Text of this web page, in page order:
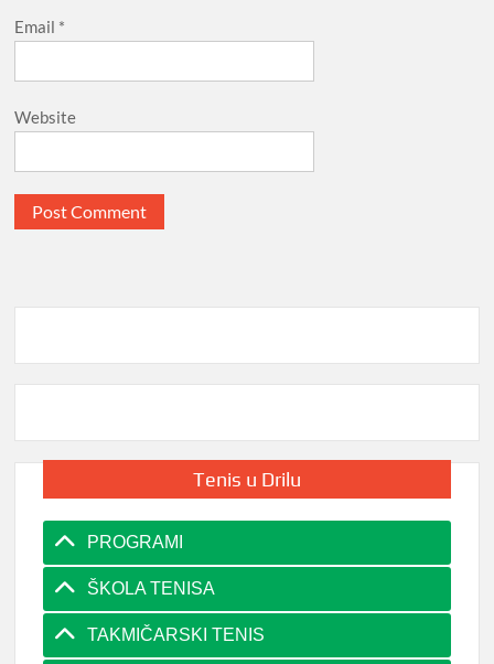
Email *
Website
Tenis u Drilu
PROGRAMI
ŠKOLA TENISA
TAKMIČARSKI TENIS